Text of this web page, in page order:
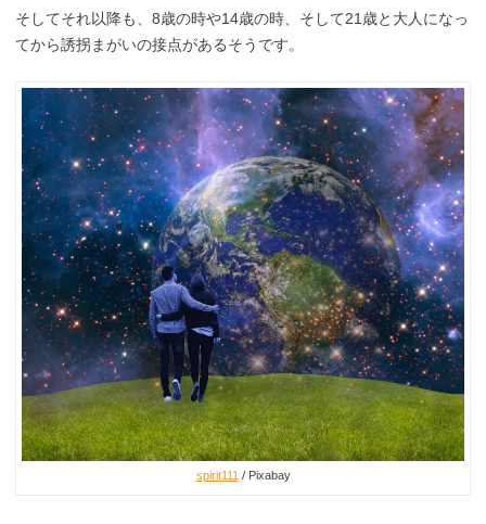
そしてそれ以降も、8歳の時や14歳の時、そして21歳と大人になっ
てから誘拐まがいの接点があるそうです。
spirit111 / Pixabay